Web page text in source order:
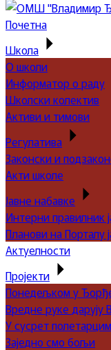
Почетна
Школа
О школи
Информатор о раду
Школски колектив
Активи и тимови
Регулатива
Законски и
Акти школе
Јавне набавке
Интерни правилник
Планови на Порталу
Актуелности
Пројекти
Понедељком у
Вредне руке дарују
У сусрет
Заједно смо бољи